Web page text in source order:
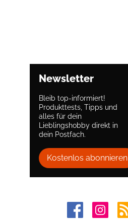
Newsletter
Bleib top-informiert!
Produkttests, Tipps und
alles für dein
Lieblingshobby direkt in
dein Postfach.
Kostenlos abonnieren